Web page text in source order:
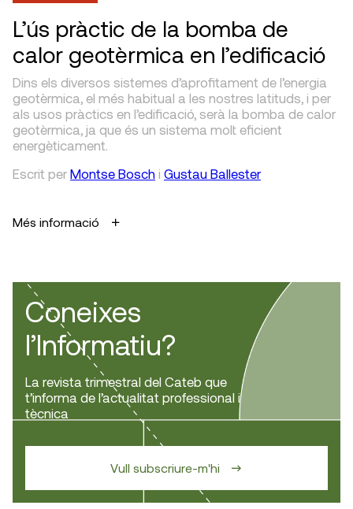
L’ús pràctic de la bomba de
calor geotèrmica en l’edificació
Dins els diversos sistemes d’aprofitament de l’energia
geotèrmica, el més habitual a les nostres latituds, i per
als usos pràctics en l’edificació, serà la bomba de calor
geotèrmica, ja que és un sistema molt eficient
energèticament.
Escrit per Montse Bosch i Gustau Ballester
Més informació
Coneixes
l’Informatiu?
La revista trimestral del Cateb que
t’informa de l’actualitat professional i
tècnica
Vull subscriure-m'hi